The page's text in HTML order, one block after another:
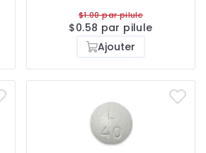
$1.00 par pilule
$0.58 par pilule
Ajouter